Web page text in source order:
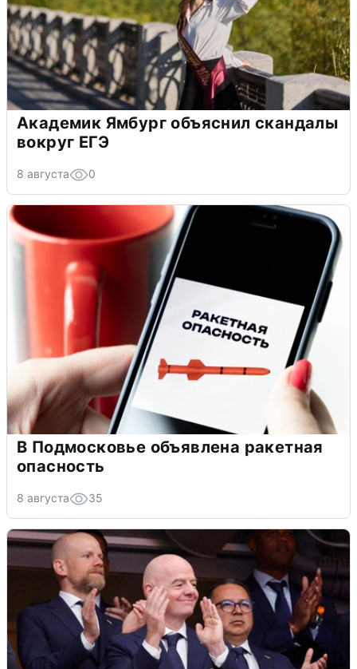
Академик Ямбург объяснил скандалы
вокруг ЕГЭ
8 августа 0
В Подмосковье объявлена ракетная
опасность
8 августа 35